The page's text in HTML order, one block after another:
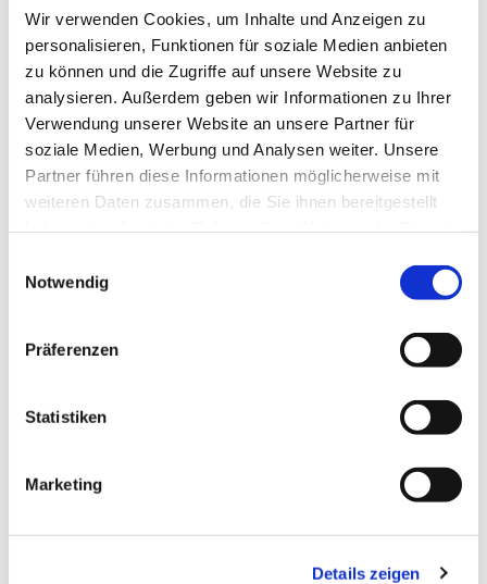
Wir verwenden Cookies, um Inhalte und Anzeigen zu
personalisieren, Funktionen für soziale Medien anbieten
zu können und die Zugriffe auf unsere Website zu
analysieren. Außerdem geben wir Informationen zu Ihrer
Verwendung unserer Website an unsere Partner für
soziale Medien, Werbung und Analysen weiter. Unsere
Partner führen diese Informationen möglicherweise mit
weiteren Daten zusammen, die Sie ihnen bereitgestellt
Notwendig
Präferenzen
Statistiken
Marketing
Details zeigen
Dies könnte Sie auch
interessieren